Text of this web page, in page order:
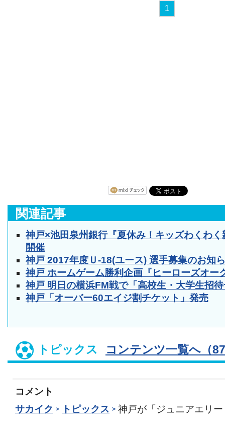
1
関連記事
神戸×池田泉州銀行『夏休み！キッズわくわ
開催
神戸 2017年度Ｕ-18(ユース) 選手募集のお知
神戸 ホームゲーム勝利企画『ヒーローズオー
神戸 明日の横浜FM戦で「高校生・大学生招
神戸「オーバー60エイジ割チケット」発売
トピックス コンテンツ一覧へ（
コメント
サカイク
トピックス 神戸が「ジュニアエリ